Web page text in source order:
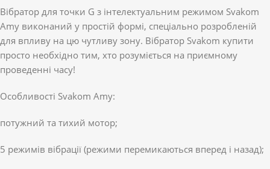
Вібратор для точки G з інтелектуальним режимом Svakom
Amy виконаний у простій формі, спеціально розробленій
для впливу на цю чутливу зону. Вібратор Svakom купити
просто необхідно тим, хто розуміється на приємному
проведенні часу!
Особливості Svakom Amy:
потужний та тихий мотор;
5 режимів вібрації (режими перемикаються вперед і назад);